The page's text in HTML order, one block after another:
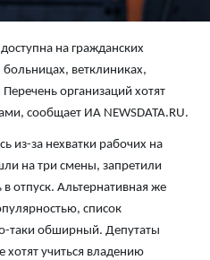
на гражданских
ветклиниках,
организаций хотят
сообщает ИА NEWSDATA.RU.
из-за нехватки рабочих на
на три смены, запретили
отпуск. Альтернативная же
список
таки обширный. Депутаты
хотят учиться владению